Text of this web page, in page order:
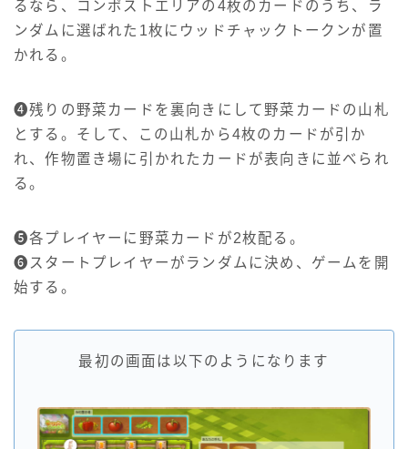
るなら、コンポストエリアの4枚のカードのうち、ラ
ンダムに選ばれた1枚にウッドチャックトークンが置
かれる。
❹残りの野菜カードを裏向きにして野菜カードの山札
とする。そして、この山札から4枚のカードが引か
れ、作物置き場に引かれたカードが表向きに並べられ
る。
❺各プレイヤーに野菜カードが2枚配る。
❻スタートプレイヤーがランダムに決め、ゲームを開
始する。
最初の画面は以下のようになります